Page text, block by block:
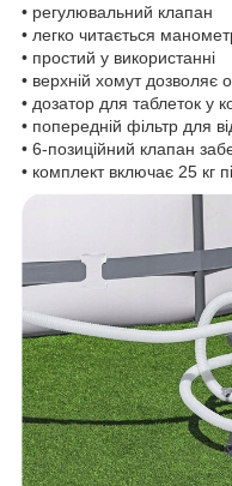
• регулювальний клапан
• легко читається
• простий у використанні
• верхній хомут дозволяє
• дозатор для таблеток у
• попередній фільтр для
• 6-позиційний клапан
• комплект включає 25 кг